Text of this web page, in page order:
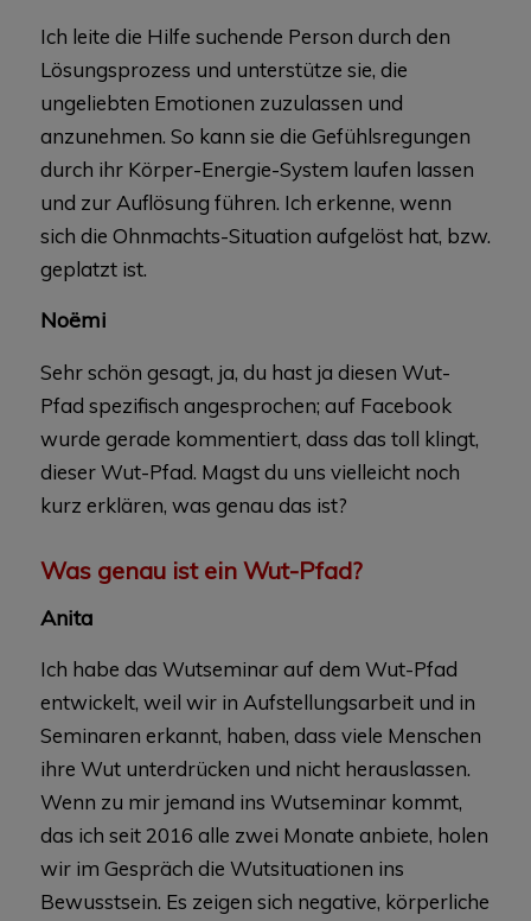
Ich leite die Hilfe suchende Person durch den
Lösungsprozess und unterstütze sie, die
ungeliebten Emotionen zuzulassen und
anzunehmen. So kann sie die Gefühlsregungen
durch ihr Körper-Energie-System laufen lassen
und zur Auflösung führen. Ich erkenne, wenn
sich die Ohnmachts-Situation aufgelöst hat, bzw.
geplatzt ist.
Noëmi
Sehr schön gesagt, ja, du hast ja diesen Wut-
Pfad spezifisch angesprochen; auf Facebook
wurde gerade kommentiert, dass das toll klingt,
dieser Wut-Pfad. Magst du uns vielleicht noch
kurz erklären, was genau das ist?
Was genau ist ein Wut-Pfad?
Anita
Ich habe das Wutseminar auf dem Wut-Pfad
entwickelt, weil wir in Aufstellungsarbeit und in
Seminaren erkannt, haben, dass viele Menschen
ihre Wut unterdrücken und nicht herauslassen.
Wenn zu mir jemand ins Wutseminar kommt,
das ich seit 2016 alle zwei Monate anbiete, holen
wir im Gespräch die Wutsituationen ins
Bewusstsein. Es zeigen sich negative, körperliche